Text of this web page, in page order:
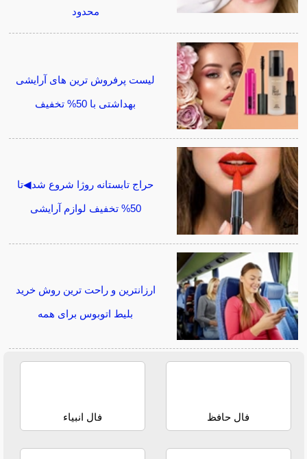
محدود
لیست پرفروش ترین های آرایشی
بهداشتی با 50% تخفیف
حراج تابستانه روژا شروع شد◀تا
50% تخفیف لوازم آرایشی
ارزانترین و راحت ترین روش خرید
بلیط اتوبوس برای همه
فال حافظ فال انبیاء